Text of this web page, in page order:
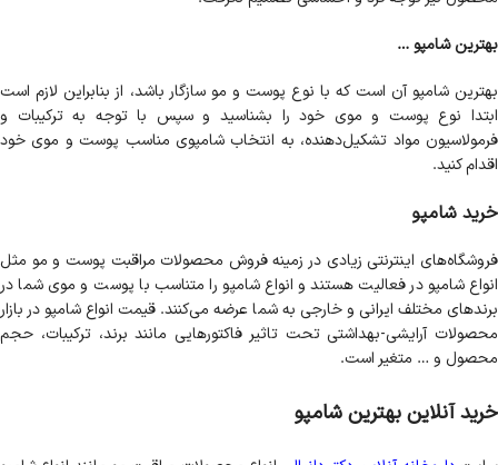
بهترین شامپو …
بهترین شامپو آن است که با نوع پوست و مو سازگار باشد، از بنابراین لازم است
ابتدا نوع پوست و موی خود را بشناسید و سپس با توجه به ترکیبات و
فرمولاسیون مواد تشکیل‌دهنده، به انتخاب شامپوی مناسب پوست و موی خود
اقدام کنید.
خرید شامپو
فروشگاه‌های اینترنتی زیادی در زمینه فروش محصولات مراقبت پوست و مو مثل
انواع شامپو در فعالیت هستند و انواع شامپو را متناسب با پوست و موی شما در
برندهای مختلف ایرانی و خارجی به شما عرضه می‌کنند. قیمت انواع شامپو در بازار
محصولات آرایشی-بهداشتی تحت تاثیر فاکتورهایی مانند برند، ترکیبات، حجم
محصول و … متغیر است.
خرید آنلاین بهترین شامپو